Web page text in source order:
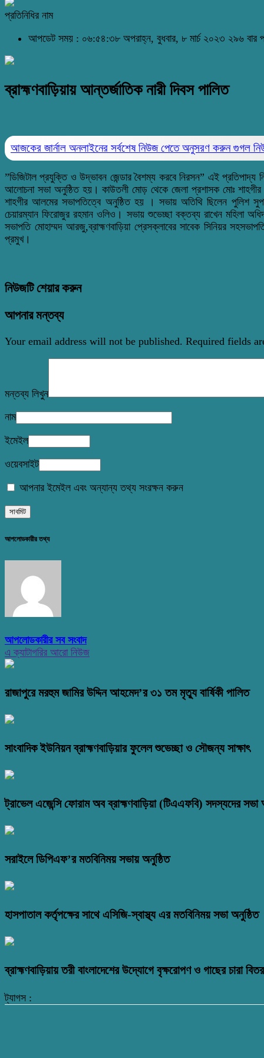
প্রতিনিধির নাম
আপডেট সময় : ০৬:৫৪:৩৮ অপরাহ্ন, বুধবার, ৮ মার্চ ২০২৩ ২৯৬ বার
ব্রাহ্মণবাড়িয়ায় আন্তর্জাতিক নারী দিবস পালিত
আজকের জার্নাল অনলাইনের সর্বশেষ নিউজ পেতে অনুসরণ করুনগুগল
”ডিজিটাল প্রযুক্তি ও উদ্ভাবন জেন্ডার বৈশম্য করবে নিরসন” এই প্রতিপাদ্য
আলোচনা সভা অনুষ্ঠিত হয়। কাউতলী মোড় থেকে জেলা প্রশাসক মোঃ
শাহগীর আলমের সভাপতিত্বে অনুষ্ঠিত হয় । সভায় অতিথি ছিলেন পুলিশ
চেয়ারম্যান ফিরোজুর রহমান ওলিও। সভায় শুভেচ্ছা বক্তব্য রাখেন মহিলা
সভাপতি মোহাম্মদ আরজু,ব্রাহ্মণবাড়িয়া প্রেসক্লাবের সাবেক সিনিয়র
প্রমুখ।
নিউজটি শেয়ার করুন
আপনার মন্তব্য
Your email address will not be published. Required fields
মন্তব্য লিখুন
নাম
ইমেইল
ওয়েবসাইট
আপনার ইমেইল এবং অন্যান্য তথ্য সংরক্ষন করুন
আপলোডকারীর তথ্য
আপলোডকারীর সব সংবাদ
এ ক্যাটাগরির আরো নিউজ
রাজাপুরে মরহুম জামির উদ্দিন আহমেদ’র ৩১ তম মৃত্যু বার্ষিকী পালিত
সাংবাদিক ইউনিয়ন ব্রাহ্মণবাড়িয়ার ফুলেল শুভেচ্ছা ও সৌজন্য সাক্ষাৎ
ট্রাভেল এজেন্সি ফোরাম অব ব্রাহ্মণবাড়িয়া (টিএএফবি) সদস্যদের সভা
সরাইলে ডিপিএফ’র মতবিনিময় সভায় অনুষ্ঠিত
হাসপাতাল কর্তৃপক্ষের সাথে এসিজি-স্বাস্থ্য এর মতবিনিময় সভা অনুষ্ঠিত
ব্রাহ্মণবাড়িয়ায় তরী বাংলাদেশের উদ্যোগে বৃক্ষরোপণ ও গাছের চারা
ট্যাগস :